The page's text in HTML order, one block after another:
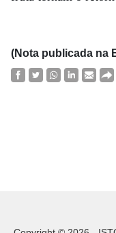
(Nota publicada na